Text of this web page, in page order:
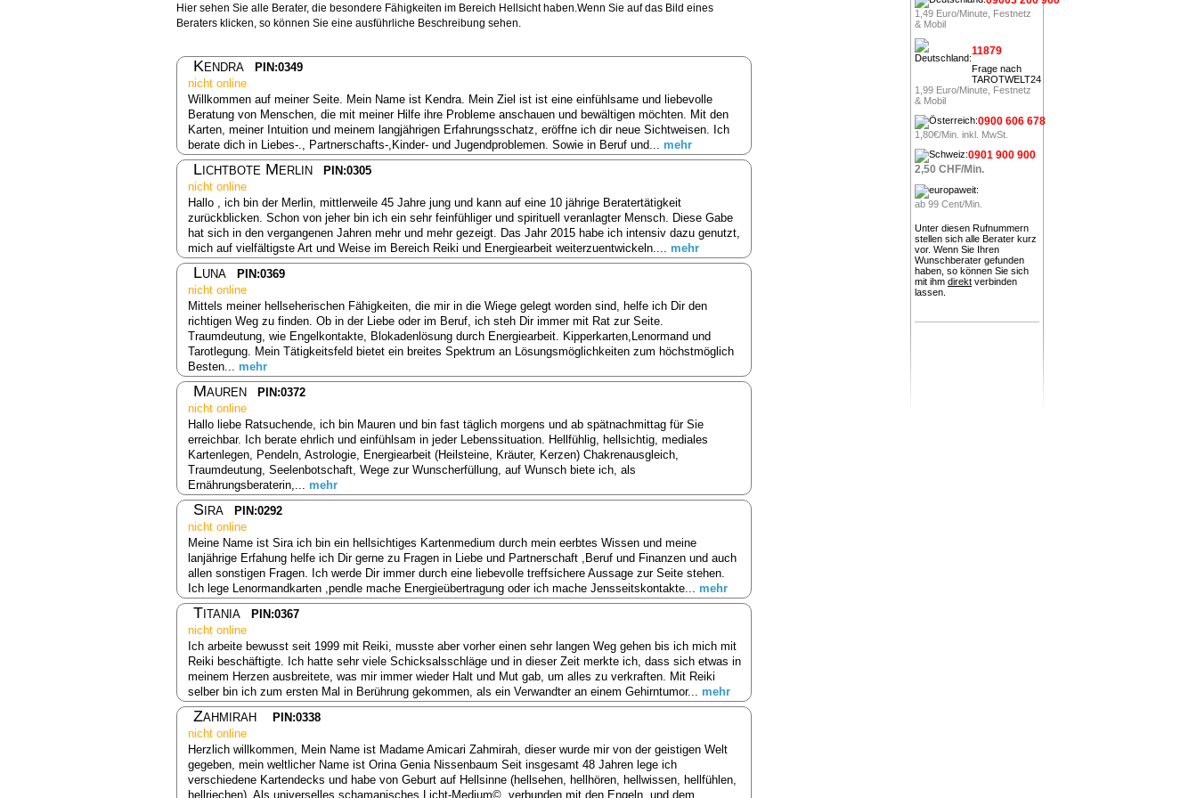
Hier sehen Sie alle Berater, die besondere Fähigkeiten im Bereich Hellsicht haben.Wenn Sie auf das Bild eines
Beraters klicken, so können Sie eine ausführliche Beschreibung sehen.
Kendra
PIN:0349
nicht online
Willkommen auf meiner Seite. Mein Name ist Kendra. Mein Ziel ist ist eine einfühlsame und liebevolle
Beratung von Menschen, die mit meiner Hilfe ihre Probleme anschauen und bewältigen möchten. Mit den
Karten, meiner Intuition und meinem langjährigen Erfahrungsschatz, eröffne ich dir neue Sichtweisen. Ich
berate dich in Liebes-., Partnerschafts-,Kinder- und Jugendproblemen. Sowie in Beruf und... mehr
Lichtbote Merlin
PIN:0305
nicht online
Hallo , ich bin der Merlin, mittlerweile 45 Jahre jung und kann auf eine 10 jährige Beratertätigkeit
zurückblicken. Schon von jeher bin ich ein sehr feinfühliger und spirituell veranlagter Mensch. Diese Gabe
hat sich in den vergangenen Jahren mehr und mehr gezeigt. Das Jahr 2015 habe ich intensiv dazu genutzt,
mich auf vielfältigste Art und Weise im Bereich Reiki und Energiearbeit weiterzuentwickeln.... mehr
Luna
PIN:0369
nicht online
Mittels meiner hellseherischen Fähigkeiten, die mir in die Wiege gelegt worden sind, helfe ich Dir den
richtigen Weg zu finden. Ob in der Liebe oder im Beruf, ich steh Dir immer mit Rat zur Seite.
Traumdeutung, wie Engelkontakte, Blokadenlösung durch Energiearbeit. Kipperkarten,Lenormand und
Tarotlegung. Mein Tätigkeitsfeld bietet ein breites Spektrum an Lösungsmöglichkeiten zum höchstmöglich
Besten... mehr
Mauren
PIN:0372
nicht online
Hallo liebe Ratsuchende, ich bin Mauren und bin fast täglich morgens und ab spätnachmittag für Sie
erreichbar. Ich berate ehrlich und einfühlsam in jeder Lebenssituation. Hellfühlig, hellsichtig, mediales
Kartenlegen, Pendeln, Astrologie, Energiearbeit (Heilsteine, Kräuter, Kerzen) Chakrenausgleich,
Traumdeutung, Seelenbotschaft, Wege zur Wunscherfüllung, auf Wunsch biete ich, als
Ernährungsberaterin,... mehr
Sira
PIN:0292
nicht online
Meine Name ist Sira ich bin ein hellsichtiges Kartenmedium durch mein eerbtes Wissen und meine
lanjährige Erfahung helfe ich Dir gerne zu Fragen in Liebe und Partnerschaft ,Beruf und Finanzen und auch
allen sonstigen Fragen. Ich werde Dir immer durch eine liebevolle treffsichere Aussage zur Seite stehen.
Ich lege Lenormandkarten ,pendle mache Energieübertragung oder ich mache Jensseitskontakte... mehr
Titania
PIN:0367
nicht online
Ich arbeite bewusst seit 1999 mit Reiki, musste aber vorher einen sehr langen Weg gehen bis ich mich mit
Reiki beschäftigte. Ich hatte sehr viele Schicksalsschläge und in dieser Zeit merkte ich, dass sich etwas in
meinem Herzen ausbreitete, was mir immer wieder Halt und Mut gab, um alles zu verkraften. Mit Reiki
selber bin ich zum ersten Mal in Berührung gekommen, als ein Verwandter an einem Gehirntumor... mehr
Zahmirah
PIN:0338
nicht online
Herzlich willkommen, Mein Name ist Madame Amicari Zahmirah, dieser wurde mir von der geistigen Welt
gegeben, mein weltlicher Name ist Orina Genia Nissenbaum Seit insgesamt 48 Jahren lege ich
verschiedene Kartendecks und habe von Geburt auf Hellsinne (hellsehen, hellhören, hellwissen, hellfühlen,
hellriechen), Als universelles schamanisches Licht-Medium©. verbunden mit den Engeln ,und dem
1,49 Euro/Minute, Festnetz
& Mobil
11879
Frage nach
TAROTWELT24
1,99 Euro/Minute, Festnetz
& Mobil
0900 606 678
1,80€/Min. inkl. MwSt.
0901 900 900
2,50 CHF/Min.
ab 99 Cent/Min.
Unter diesen Rufnummern
stellen sich alle Berater kurz
vor. Wenn Sie Ihren
Wunschberater gefunden
haben, so können Sie sich
mit ihm direkt verbinden
lassen.